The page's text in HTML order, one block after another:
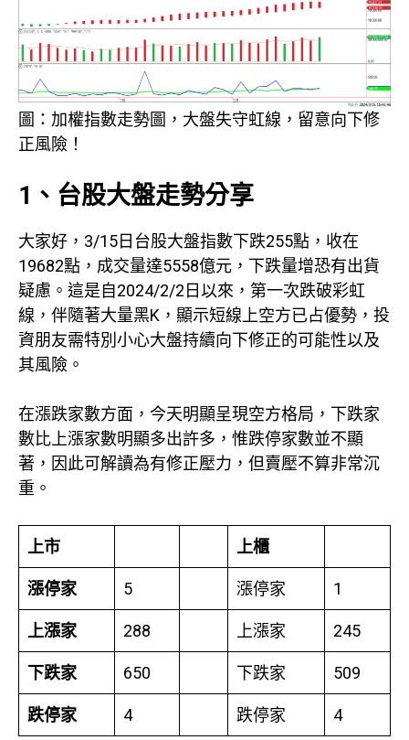
圖：加權指數走勢圖，大盤失守虹線，留意向下修
正風險！
1、台股大盤走勢分享
大家好，3/15日台股大盤指數下跌255點，收在
19682點，成交量達5558億元，下跌量增恐有出貨
疑慮。這是自2024/2/2日以來，第一次跌破彩虹
線，伴隨著大量黑K，顯示短線上空方已占優勢，投
資朋友需特別小心大盤持續向下修正的可能性以及
其風險。
在漲跌家數方面，今天明顯呈現空方格局，下跌家
數比上漲家數明顯多出許多，惟跌停家數並不顯
著，因此可解讀為有修正壓力，但賣壓不算非常沉
重。
上市 上櫃
漲停家 5 漲停家 1
上漲家 288 上漲家 245
下跌家 650 下跌家 509
跌停家 4 跌停家 4